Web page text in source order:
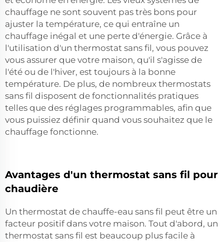
chauffage ne sont souvent pas très bons pour
ajuster la température, ce qui entraîne un
chauffage inégal et une perte d'énergie. Grâce à
l'utilisation d'un thermostat sans fil, vous pouvez
vous assurer que votre maison, qu'il s'agisse de
l'été ou de l'hiver, est toujours à la bonne
température. De plus, de nombreux thermostats
sans fil disposent de fonctionnalités pratiques
telles que des réglages programmables, afin que
vous puissiez définir quand vous souhaitez que le
chauffage fonctionne.
Avantages d'un thermostat sans fil pour
chaudière
Un thermostat de chauffe-eau sans fil peut être un
facteur positif dans votre maison. Tout d'abord, un
thermostat sans fil est beaucoup plus facile à